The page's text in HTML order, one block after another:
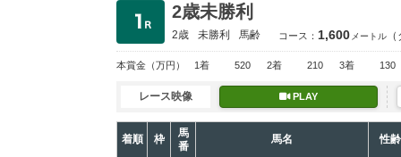
2歳未勝利
2歳 未勝利 馬齢 コース： 1,600 メートル
本賞金 （万円） 1着 520 2着 210 3着 130
レース映像 PLAY
着順 枠
馬
番
馬名 性齢